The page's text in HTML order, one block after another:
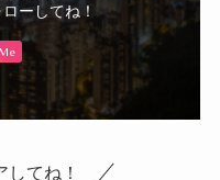
ーしてね！
てね！